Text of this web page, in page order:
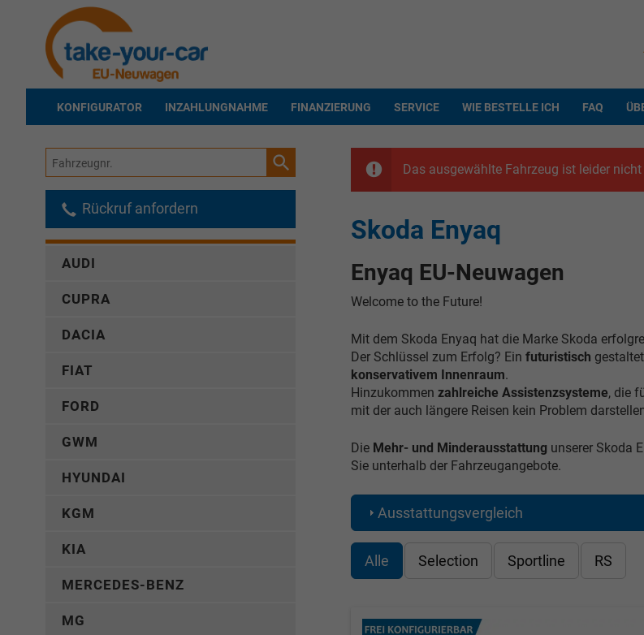
KONFIGURATOR INZAHLUNGNAHME FINANZIERUNG SERVICE WIE BESTELLE ICH FAQ
Das ausgewählte Fahrzeug ist leider
Skoda Enyaq
Enyaq EU-Neuwagen
Welcome to the Future!
Mit dem Skoda Enyaq hat die Marke Skoda
Der Schlüssel zum Erfolg? Ein futuristisch
konservativem Innenraum.
Hinzukommen zahlreiche Assistenzsysteme, die
mit der auch längere Reisen kein Problem
DieMehr- und Minderausstattung unserer Skoda
Sie unterhalb der Fahrzeugangebote.
Ausstattungsvergleich
Alle Selection Sportline RS
Fahrzeugnr.
Rückruf anfordern
AUDI
CUPRA
DACIA
FIAT
FORD
GWM
HYUNDAI
KGM
KIA
MERCEDES-BENZ
MG